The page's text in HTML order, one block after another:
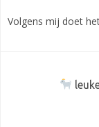
Volgens mij doet